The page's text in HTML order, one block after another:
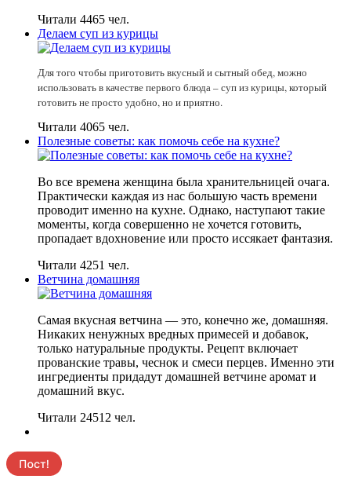
Читали 4465 чел.
Делаем суп из курицы
Для того чтобы приготовить вкусный и сытный обед, можно
использовать в качестве первого блюда – суп из курицы, который
готовить не просто удобно, но и приятно.
Читали 4065 чел.
Полезные советы: как помочь себе на кухне?
Во все времена женщина была хранительницей очага.
Практически каждая из нас большую часть времени
проводит именно на кухне. Однако, наступают такие
моменты, когда совершенно не хочется готовить,
пропадает вдохновение или просто иссякает фантазия.
Читали 4251 чел.
Ветчина домашняя
Самая вкусная ветчина — это, конечно же, домашняя.
Никаких ненужных вредных примесей и добавок,
только натуральные продукты. Рецепт включает
прованские травы, чеснок и смеси перцев. Именно эти
ингредиенты придадут домашней ветчине аромат и
домашний вкус.
Читали 24512 чел.